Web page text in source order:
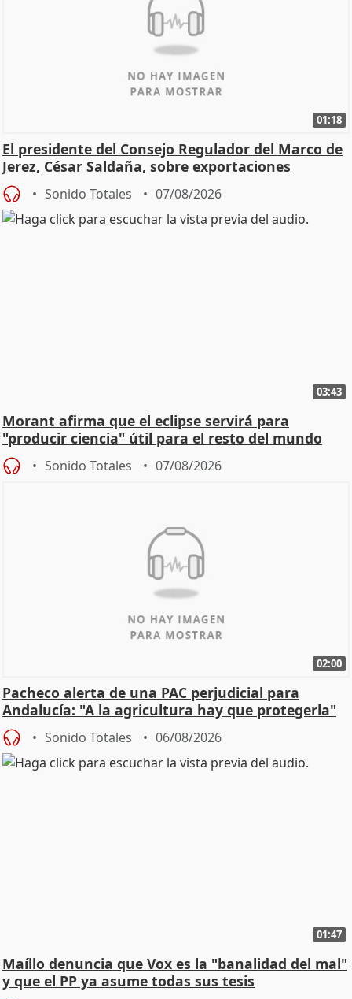
01:18
El presidente del Consejo Regulador del Marco de
Jerez, César Saldaña, sobre exportaciones
Sonido Totales 07/08/2026
03:43
Morant afirma que el eclipse servirá para
"producir ciencia" útil para el resto del mundo
Sonido Totales 07/08/2026
02:00
Pacheco alerta de una PAC perjudicial para
Andalucía: "A la agricultura hay que protegerla"
Sonido Totales 06/08/2026
01:47
Maíllo denuncia que Vox es la "banalidad del mal"
y que el PP ya asume todas sus tesis